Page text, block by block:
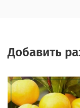
Добавить